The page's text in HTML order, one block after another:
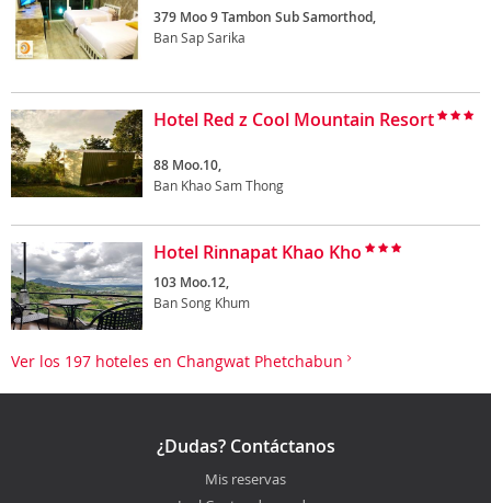
379 Moo 9 Tambon Sub Samorthod,
Ban Sap Sarika
Hotel Red z Cool Mountain Resort
88 Moo.10,
Ban Khao Sam Thong
Hotel Rinnapat Khao Kho
103 Moo.12,
Ban Song Khum
Ver los 197 hoteles en Changwat Phetchabun
¿Dudas? Contáctanos
Mis reservas